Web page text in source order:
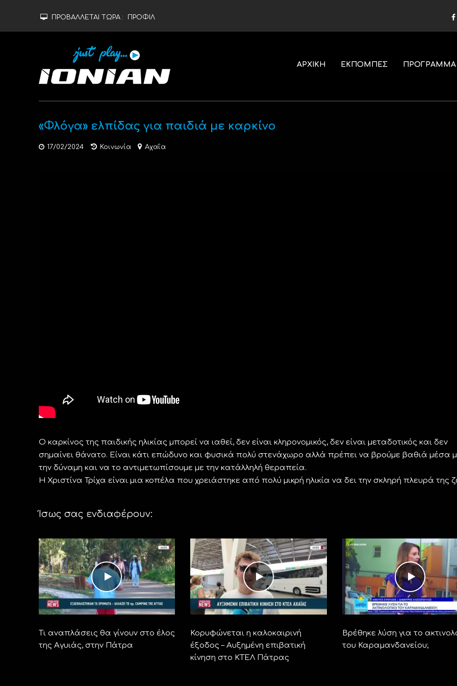
ΠΡΟΒΑΛΛΕΤΑΙ ΤΩΡΑ : ΠΡΟΦΙΛ
ΑΡΧΙΚΗ ΕΚΠΟΜΠΕΣ ΠΡΟΓΡΑΜΜΑ
«Φλόγα» ελπίδας για παιδιά με καρκίνο
17/02/2024 Κοινωνία Αχαΐα
Ο καρκίνος της παιδικής ηλικίας μπορεί να ιαθεί, δεν είναι κληρονομικός, δεν είναι μεταδοτικός και δεν
σημαίνει θάνατο. Είναι κάτι επώδυνο και φυσικά πολύ στενάχωρο αλλά πρέπει να βρούμε βαθιά μέσα
την δύναμη και να το αντιμετωπίσουμε με την κατάλληλή θεραπεία.
Η Χριστίνα Τρίχα είναι μια κοπέλα που χρειάστηκε από πολύ μικρή ηλικία να δει την σκληρή πλευρά της
Ίσως σας ενδιαφέρουν:
Τι αναπλάσεις θα γίνουν στο έλος
της Αγυιάς, στην Πάτρα
Κορυφώνεται η καλοκαιρινή
έξοδος – Αυξημένη επιβατική
κίνηση στο ΚΤΕΛ Πάτρας
Βρέθηκε λύση για το
του Καραμανδανείου;